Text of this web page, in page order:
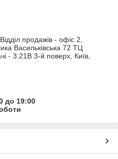
продажів - офіс 2,
Васильківська 72 ТЦ
- 3.21В 3-й поверх, Київ,
до 19:00